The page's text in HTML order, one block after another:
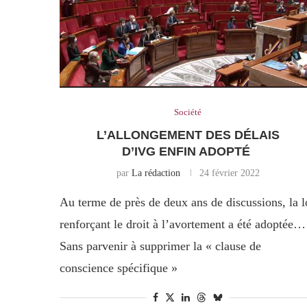
Société
L’ALLONGEMENT DES DÉLAIS
D’IVG ENFIN ADOPTÉ
par La rédaction 24 février 2022
Au terme de près de deux ans de discussions, la
renforçant le droit à l’avortement a été adoptée…
Sans parvenir à supprimer la « clause de
conscience spécifique »